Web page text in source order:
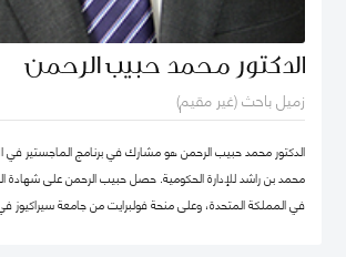
الدكتور محمد حبيب الرحمن
زميل باحث (غير مقيم)
الدكتور محمد حبيب الرحمن هو مشارك في برنامج الماجستير في
محمد بن راشد للإدارة الحكومية. حصل حبيب الرحمن على شهادة
في المملكة المتحدة، وعلى منحة فولبرايت من جامعة سيراكيوز